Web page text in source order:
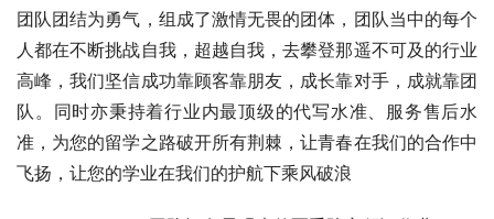
团队团结为勇气，组成了激情无畏的团体，团队当中的每个
人都在不断挑战自我，超越自我，去攀登那遥不可及的行业
高峰，我们坚信成功靠顾客靠朋友，成长靠对手，成就靠团
队。同时亦秉持着行业内最顶级的代写水准、服务售后水
准，为您的留学之路破开所有荆棘，让青春在我们的合作中
飞扬，让您的学业在我们的护航下乘风破浪